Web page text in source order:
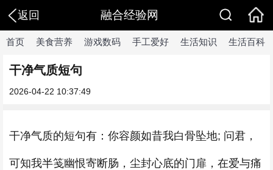
返回 融合经验网
首页 美食营养 游戏数码 手工爱好 生活知识 生活百科
干净气质短句
2026-04-22 10:37:49
​干净气质的短句有：你容颜如昔我白骨坠地; 问君，
可知我半笺幽恨寄断肠，尘封心底的门扉，在爱与痛